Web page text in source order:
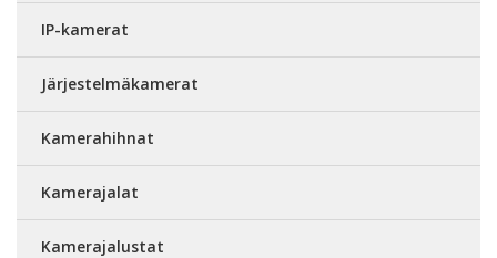
IP-kamerat
Järjestelmäkamerat
Kamerahihnat
Kamerajalat
Kamerajalustat